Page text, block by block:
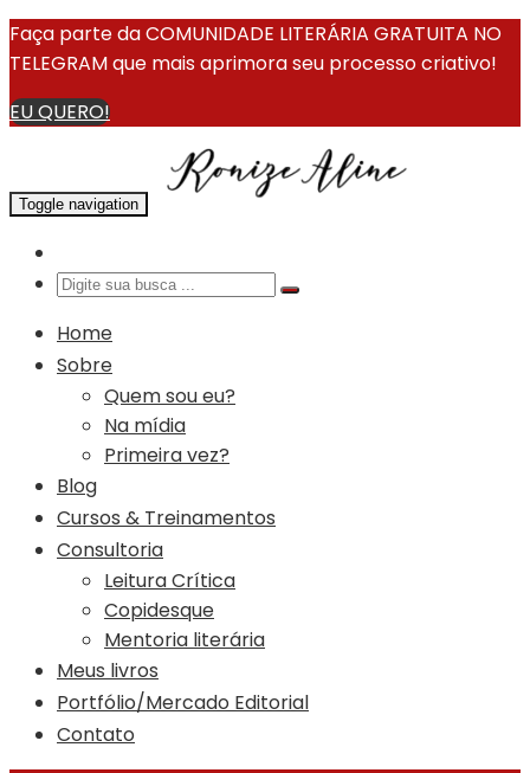
Faça parte da COMUNIDADE LITERÁRIA GRATUITA NO
TELEGRAM que mais aprimora seu processo criativo!
EU QUERO!
Toggle navigation
Home
Sobre
Quem sou eu?
Na mídia
Primeira vez?
Blog
Cursos & Treinamentos
Consultoria
Leitura Crítica
Copidesque
Mentoria literária
Meus livros
Portfólio/Mercado Editorial
Contato